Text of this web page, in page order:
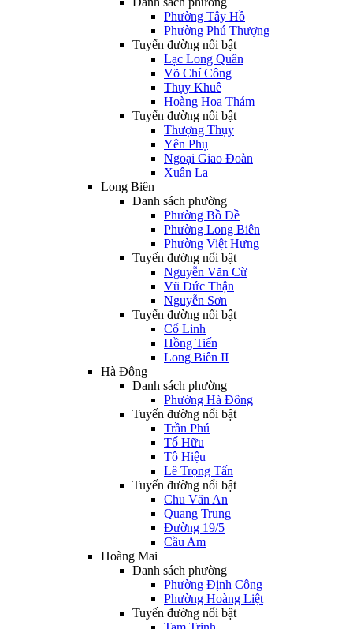
Phường Tây Hồ
Phường Phú Thượng
Tuyến đường nổi bật
Lạc Long Quân
Võ Chí Công
Thụy Khuê
Hoàng Hoa Thám
Tuyến đường nổi bật
Thượng Thụy
Yên Phụ
Ngoại Giao Đoàn
Xuân La
Long Biên
Danh sách phường
Phường Bồ Đề
Phường Long Biên
Phường Việt Hưng
Tuyến đường nổi bật
Nguyễn Văn Cừ
Vũ Đức Thận
Nguyễn Sơn
Tuyến đường nổi bật
Cổ Linh
Hồng Tiến
Long Biên II
Hà Đông
Danh sách phường
Phường Hà Đông
Tuyến đường nổi bật
Trần Phú
Tố Hữu
Tô Hiệu
Lê Trọng Tấn
Tuyến đường nổi bật
Chu Văn An
Quang Trung
Đường 19/5
Cầu Am
Hoàng Mai
Danh sách phường
Phường Định Công
Phường Hoàng Liệt
Tuyến đường nổi bật